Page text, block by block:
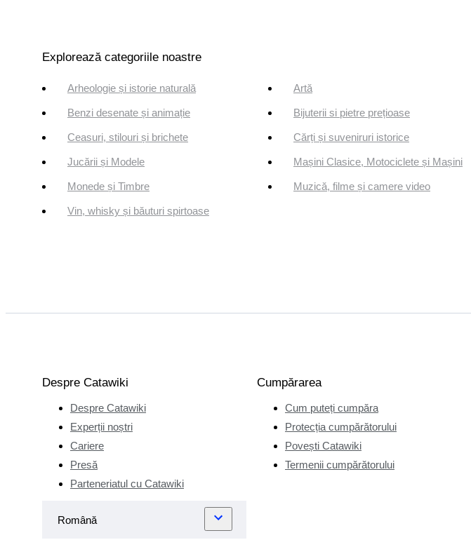
Explorează categoriile noastre
Arheologie și istorie naturală Artă
Benzi desenate și animație Bijuterii si pietre prețioase
Ceasuri, stilouri și brichete Cărți și suveniruri istorice
Jucării și Modele Mașini Clasice, Motociclete și Mașini
Monede și Timbre Muzică, filme și camere video
Vin, whisky și băuturi spirtoase
Despre Catawiki
Despre Catawiki
Experții noștri
Cariere
Presă
Parteneriatul cu Catawiki
Cumpărarea
Cum puteți cumpăra
Protecția cumpărătorului
Povești Catawiki
Termenii cumpărătorului